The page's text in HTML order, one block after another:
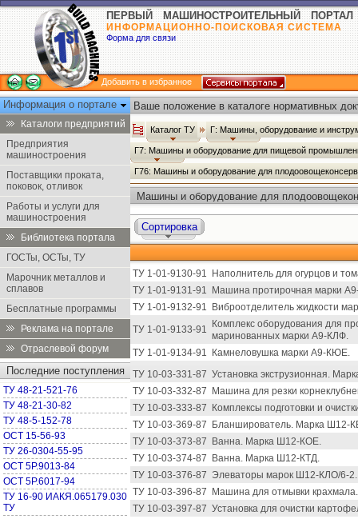
ПЕРВЫЙ МАШИНОСТРОИТЕЛЬНЫЙ ПОРТАЛ
ИНФОРМАЦИОННО-ПОИСКОВАЯ СИСТЕМА
Форма для связи
Добавить в избранное
Информация о портале
Каталоги предприятий
Предприятия
машиностроения
Поставщики проката,
поковок, отливок
Работы и услуги для
машиностроения
Библиотека портала
ГОСТы, ОСТы, ТУ
Марочник металлов и
сплавов
Бесплатные программы
Реклама на портале
Отраслевой форум
Последние поступления
ТУ 48-21-521-76
ТУ 48-21-30-82
ТУ 48-5-152-78
ОСТ 15-56-93
ТУ 26-0304-55-95
ОСТ 5Р.9013-84
ОСТ 5Р.6017-94
ТУ 16-90 ИАКЯ.065179.030
ТУ
Ваше положение в каталоге нормативных
Каталог ТУ Г: Машины, оборудование и
Г7: Машины и оборудование для пищевой
Г76: Машины и оборудование для
Машины и оборудование для
промышленности - Каталог ТУ
Сортировка
ТУ 1-01-9130-91
Наполнитель для огурцов и
ТУ 1-01-9131-91
Машина протирочная марки
ТУ 1-01-9132-91
Виброотделитель жидкости
ТУ 1-01-9133-91
Комплекс оборудования для
маринованных марки А9-КЛФ.
ТУ 1-01-9134-91
Камнеловушка марки А9-КЮЕ.
ТУ 10-03-331-87 Установка экструзионная.
ТУ 10-03-332-87
Машина для резки
ТУ 10-03-333-87
Комплексы подготовки и
ТУ 10-03-369-87
Бланширователь. Марка Ш12-
ТУ 10-03-373-87
Ванна. Марка Ш12-КОЕ.
ТУ 10-03-374-87
Ванна. Марка Ш12-КТД.
ТУ 10-03-376-87 Элеваторы марок Ш12-КЛО/6-2.
ТУ 10-03-396-87
Машина для отмывки
ТУ 10-03-397-87 Установка для очистки